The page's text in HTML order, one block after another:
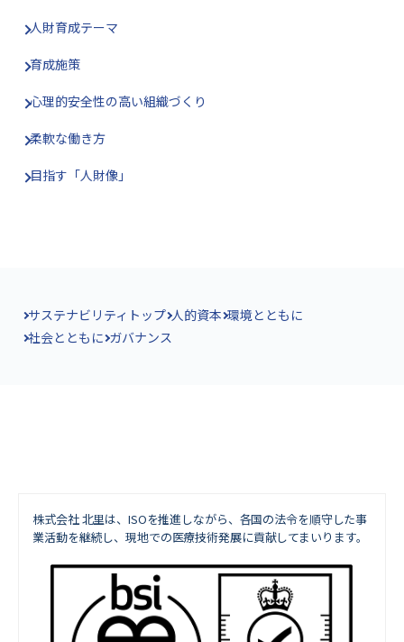
人財育成テーマ
育成施策
心理的安全性の高い組織づくり
柔軟な働き方
目指す「人財像」
サステナビリティトップ 人的資本 環境とともに
社会とともに ガバナンス
株式会社 北里は、ISOを推進しながら、 各国の法令を順守した事
業活動を継続し、現地での医療技術発展に貢献してまいります。